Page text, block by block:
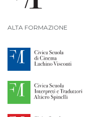
ALTA FORMAZIONE